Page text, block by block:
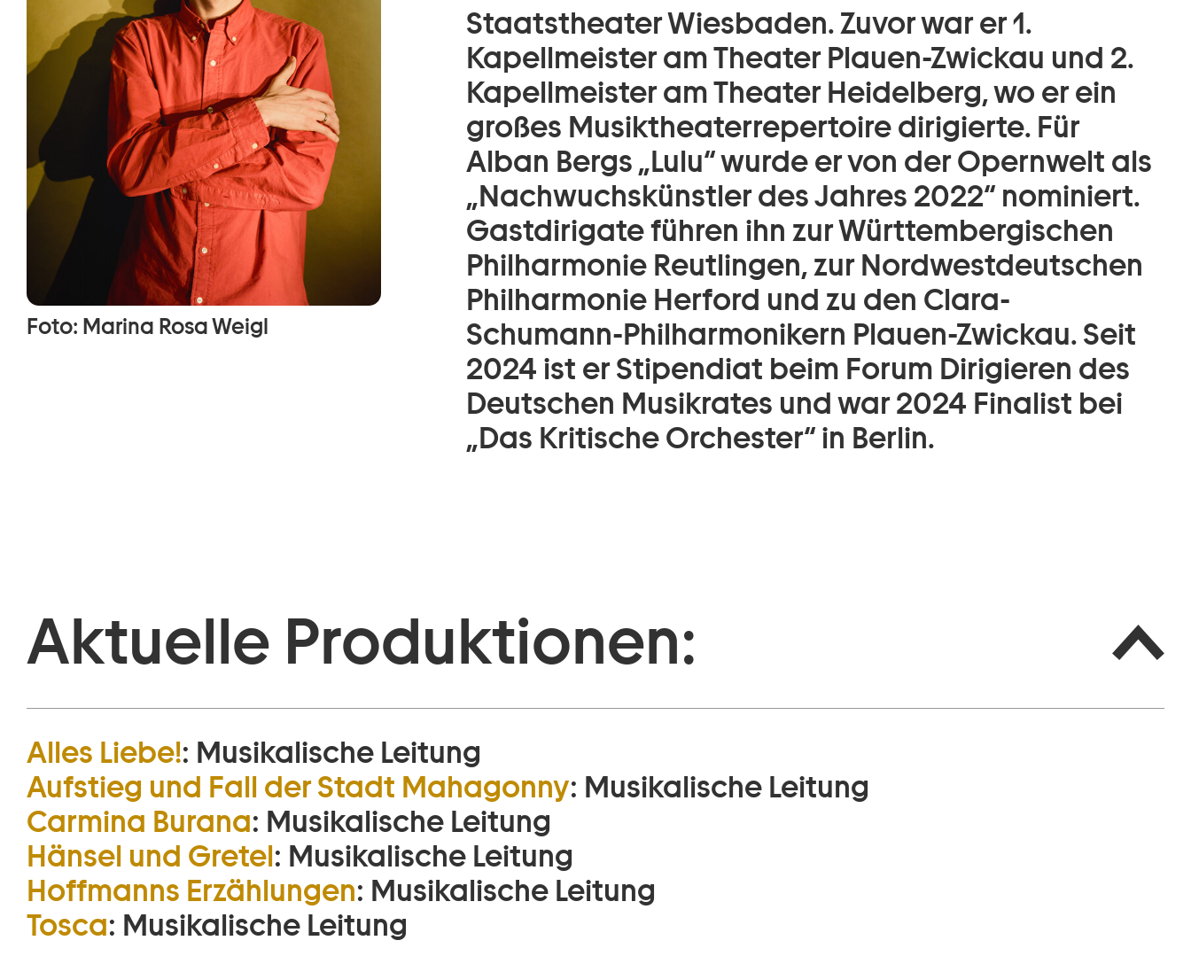
Foto: Marina Rosa Weigl
Staatstheater Wiesbaden. Zuvor war er 1.
Kapellmeister am Theater Plauen-Zwickau und 2.
Kapellmeister am Theater Heidelberg, wo er ein
großes Musiktheaterrepertoire dirigierte. Für
Alban Bergs „Lulu“ wurde er von der Opernwelt als
„Nachwuchskünstler des Jahres 2022“ nominiert.
Gastdirigate führen ihn zur Württembergischen
Philharmonie Reutlingen, zur Nordwestdeutschen
Philharmonie Herford und zu den Clara-
Schumann-Philharmonikern Plauen-Zwickau. Seit
2024 ist er Stipendiat beim Forum Dirigieren des
Deutschen Musikrates und war 2024 Finalist bei
„Das Kritische Orchester“ in Berlin.
Aktuelle Produktionen:
Alles Liebe!: Musikalische Leitung
Aufstieg und Fall der Stadt Mahagonny: Musikalische Leitung
Carmina Burana: Musikalische Leitung
Hänsel und Gretel: Musikalische Leitung
Hoffmanns Erzählungen: Musikalische Leitung
Tosca: Musikalische Leitung